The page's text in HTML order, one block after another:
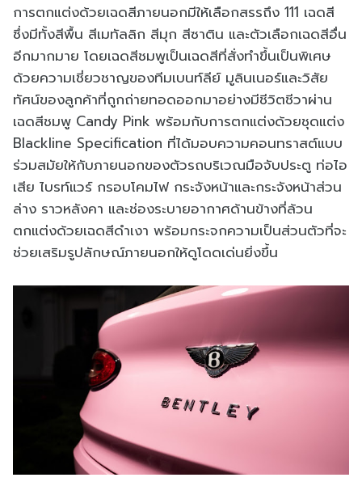
การตกแต่งด้วยเฉดสีภายนอกมีให้เลือกสรรถึง 111 เฉดสี
ซึ่งมีทั้งสีพื้น สีเมทัลลิก สีมุก สีซาติน และตัวเลือกเฉดสีอื่น
อีกมากมาย โดยเฉดสีชมพูเป็นเฉดสีที่สั่งทำขึ้นเป็นพิเศษ
ด้วยความเชี่ยวชาญของทีมเบนท์ลีย์ มูลินเนอร์และวิสัย
ทัศน์ของลูกค้าที่ถูกถ่ายทอดออกมาอย่างมีชีวิตชีวาผ่าน
เฉดสีชมพู Candy Pink พร้อมกับการตกแต่งด้วยชุดแต่ง
Blackline Specification ที่ได้มอบความคอนทราสต์แบบ
ร่วมสมัยให้กับภายนอกของตัวรถบริเวณมือจับประตู ท่อไอ
เสีย ไบรท์แวร์ กรอบโคมไฟ กระจังหน้าและกระจังหน้าส่วน
ล่าง ราวหลังคา และช่องระบายอากาศด้านข้างที่ล้วน
ตกแต่งด้วยเฉดสีดำเงา พร้อมกระจกความเป็นส่วนตัวที่จะ
ช่วยเสริมรูปลักษณ์ภายนอกให้ดูโดดเด่นยิ่งขึ้น